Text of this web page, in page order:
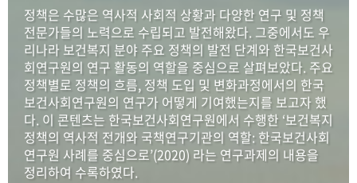
정책과 연구 키워드로 보는 연구 역사
연구자들
간행물 변천사
기록물 아카이브
사진 아카이브 문서 기록물 행정박물 영상 기록물
50+1주년 기념
정책은 수많은 역사적 사회적 상황과 다양한 연구 및 정책
전문가들의 노력으로 수립되고 발전해왔다. 그중에서도 우
리나라 보건복지 분야 주요 정책의 발전 단계와 한국보건사
회연구원의 연구 활동의 역할을 중심으로 살펴보았다. 주요
정책별로 정책의 흐름, 정책 도입 및 변화과정에서의 한국
보건사회연구원의 연구가 어떻게 기여했는지를 보고자 했
다. 이 콘텐츠는 한국보건사회연구원에서 수행한 ‘보건복지
정책의 역사적 전개와 국책연구기관의 역할: 한국보건사회
연구원 사례를 중심으로’(2020) 라는 연구과제의 내용을
정리하여 수록하였다.